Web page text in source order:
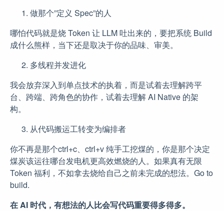
做那个”定义 Spec”的人
哪怕代码就是烧 Token 让 LLM 吐出来的，要把系统 Build
成什么熊样，当下还是取决于你的品味、审美。
多线程并发进化
我会放弃深入到单点技术的执着，而是试着去理解跨平
台、跨端、跨角色的协作，试着去理解 AI Native 的架
构。
从代码搬运工转变为编排者
你不再是那个ctrl+c、ctrl+v 纯手工挖煤的，你是那个决定
煤炭该运往哪台发电机更高效燃烧的人。如果真有无限
Token 福利，不如拿去烧给自己之前未完成的想法。Go to
build.
在 AI 时代，有想法的人比会写代码重要得多得多。